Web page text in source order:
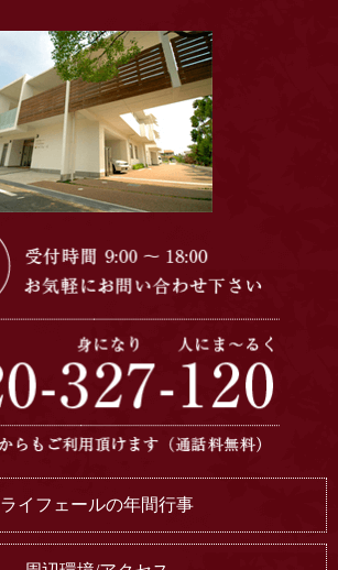
ライフェールの年間行事